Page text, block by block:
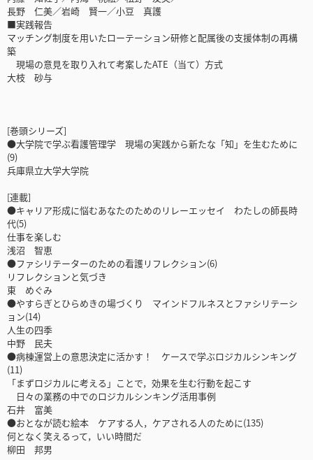
長野 仁美／岩崎 賢一／小豆 真護
■実践報告
マッチング制度を用いたローテーション研修と配属後の支援体制の再構
築
現場の意見を取り入れて考案したATE（当て）方式
大枝 砂与
[巻頭シリーズ]
●大学院で学ぶ看護管理学 現場の実践から新たな「知」を生むために
(9)
兵庫県立大学大学院
[連載]
●キャリア形成に悩むあなたのためのリレーエッセイ わたしの師長時
代(5)
仕事を楽しむ
浅沼 智恵
●ファシリテーターのための看護リフレクション(6)
リフレクションと気づき
東 めぐみ
●やすらぎとひらめきの場づくり マインドフルネスとファシリテーシ
ョン(14)
人生の四季
中野 民夫
●病棟運営上の意思決定に活かす！ ケースで学ぶロジカルシンキング
(11)
「まずロジカルに考える」ことで，効果を生む行動を起こす
日々の業務の中でのロジカルシンキング活用事例
石井 富美
●おとなが読む絵本 ケアする人，ケアされる人のために(135)
何となく笑えるって，いい時間だ
柳田 邦男